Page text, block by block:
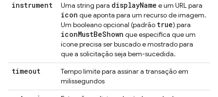
instrument Uma string para displayName e um URL para
icon que aponta para um recurso de imagem.
Um booleano opcional (padrão true) para
iconMustBeShown que especifica que um
ícone precisa ser buscado e mostrado para
que a solicitação seja bem-sucedida.
timeout
Tempo limite para assinar a transação em
milissegundos